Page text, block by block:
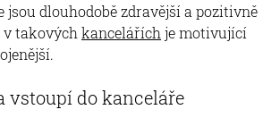
jsou dlouhodobě zdravější a pozitivně
v takových kancelářích je motivující
vstoupí do kanceláře